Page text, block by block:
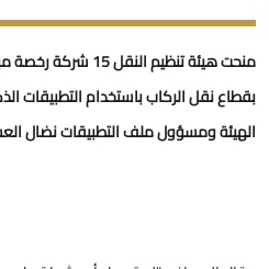
منحت هيئة تنظيم
بقطاع نقل الركاب باستخدام التطبيقات
الهيئة ومسؤول ملف التطبيقات نضال